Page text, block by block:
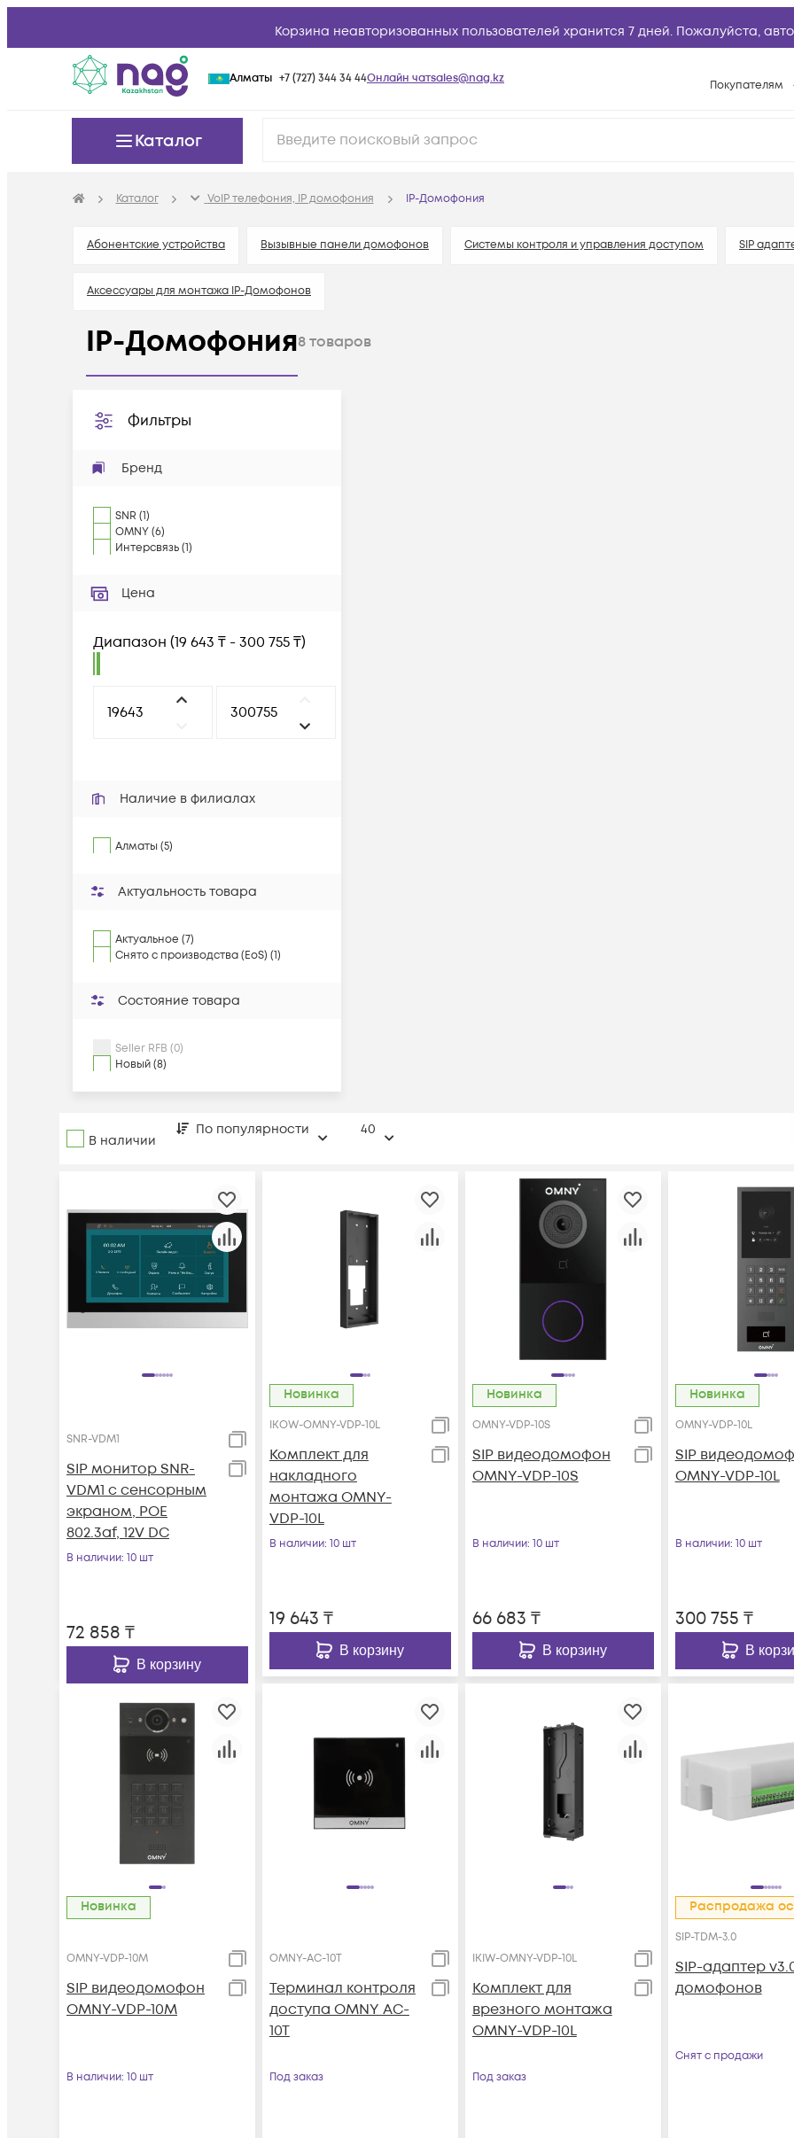
Корзина неавторизованных пользователей хранится 7 дней. Пожалуйста,
Алматы +7 (727) 344 34 44Онлайн чатsales@nag.kz Покупателям
Вопросы и
Каталог
Каталог VoIP телефония, IP домофония IP-Домофония
Абонентские устройства Вызывные панели домофонов Системы контроля и управления доступом SIP
Аксессуары для монтажа IP-Домофонов
IP-Домофония8товаров
Фильтры
Бренд
SNR (1)
OMNY(6)
Интерсвязь(1)
Цена
Диапазон (19 643 ₸ - 300 755 ₸)
Наличие в филиалах
Алматы (5)
Актуальность товара
Актуальное (7)
Снято с производства (EoS) (1)
Состояние товара
Seller RFB (0)
Новый (8)
В наличии
По популярности 40
SNR-VDM1
SIP монитор SNR-
VDM1 с сенсорным
экраном, POE
802.3af, 12V DC
В наличии: 10 шт
72 858 ₸
В корзину
Новинка
IKOW-OMNY-VDP-10L
Комплект для
накладного
монтажа OMNY-
VDP-10L
В наличии: 10 шт
19 643 ₸
В корзину
Новинка
OMNY-VDP-10S
SIP видеодомофон
OMNY-VDP-10S
В наличии: 10 шт
66 683 ₸
В корзину
Новинка
OMNY-VDP-10L
SIP
OMNY-VDP-10L
В наличии: 10 шт
300 755 ₸
В
Новинка
OMNY-VDP-10M
SIP видеодомофон
OMNY-VDP-10M
В наличии: 10 шт
OMNY-AC-10T
Терминал контроля
доступа OMNY AC-
10T
Под заказ
IKIW-OMNY-VDP-10L
Комплект для
врезного монтажа
OMNY-VDP-10L
Под заказ
Распродажа
SIP-TDM-3.0
SIP-адаптер
домофонов
Снят с продажи